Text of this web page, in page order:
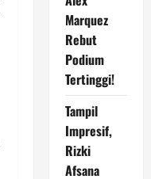
Marquez
Rebut
Podium
Tertinggi!
Tampil
Impresif,
Rizki
Afsana